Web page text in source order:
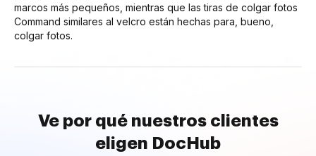
marcos más pequeños, mientras que las tiras de colgar fotos
Command similares al velcro están hechas para, bueno,
colgar fotos.
Ve por qué nuestros clientes
eligen DocHub